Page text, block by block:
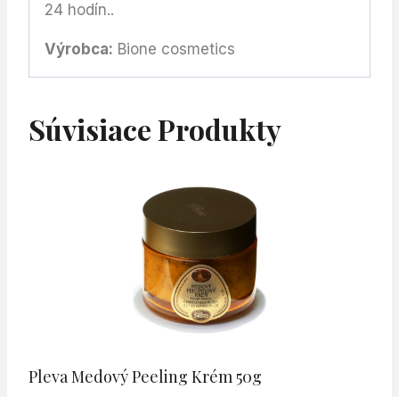
24 hodín..
Výrobca: Bione cosmetics
Súvisiace Produkty
Pleva Medový Peeling Krém 50g